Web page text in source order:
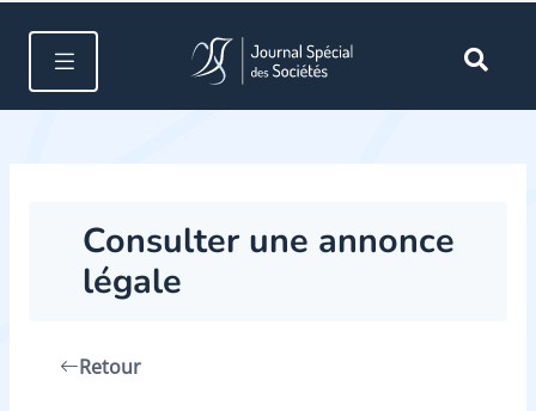
Consulter une annonce
légale
Retour